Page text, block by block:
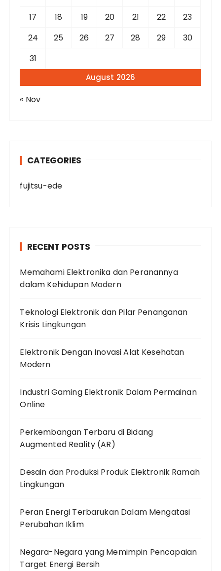
August 2026
17
18 19 20 21 22
23
24
25 26 27 28 29
30
31
« Nov
CATEGORIES
fujitsu-ede
RECENT POSTS
Memahami Elektronika dan Peranannya
dalam Kehidupan Modern
Teknologi Elektronik dan Pilar Penanganan
Krisis Lingkungan
Elektronik Dengan Inovasi Alat Kesehatan
Modern
Industri Gaming Elektronik Dalam Permainan
Online
Perkembangan Terbaru di Bidang
Augmented Reality (AR)
Desain dan Produksi Produk Elektronik Ramah
Lingkungan
Peran Energi Terbarukan Dalam Mengatasi
Perubahan Iklim
Negara-Negara yang Memimpin Pencapaian
Target Energi Bersih